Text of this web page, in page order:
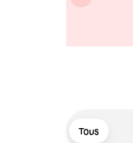
Tous